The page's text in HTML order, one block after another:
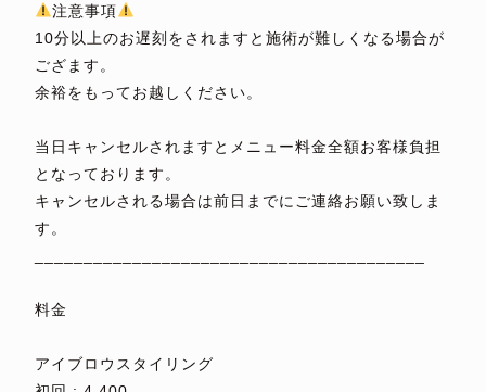
注意事項
10分以上のお遅刻をされますと施術が難しくなる場合が
ござます。
余裕をもってお越しください。
当日キャンセルされますとメニュー料金全額お客様負担
となっております。
キャンセルされる場合は前日までにご連絡お願い致しま
す。
料金
アイブロウスタイリング